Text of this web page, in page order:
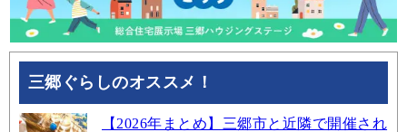
三郷ぐらしのオススメ！
【2026年まとめ】三郷市と近隣で開催され